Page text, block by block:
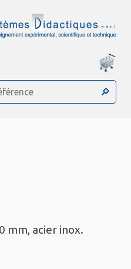
mm, acier inox.